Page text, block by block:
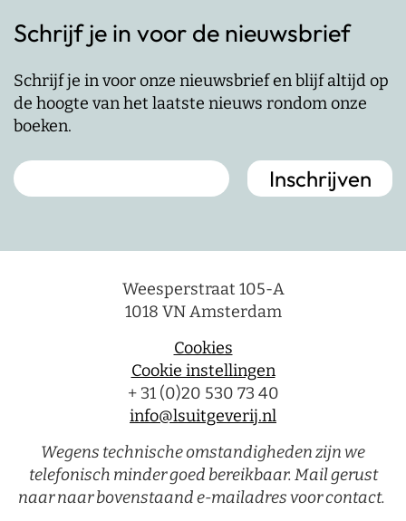
Schrijf je in voor de nieuwsbrief
Schrijf je in voor onze nieuwsbrief en blijf altijd op
de hoogte van het laatste nieuws rondom onze
boeken.
Weesperstraat 105-A
1018 VN Amsterdam
Cookies
Cookie instellingen
+ 31 (0)20 530 73 40
info@lsuitgeverij.nl
Wegens technische omstandigheden zijn we
telefonisch minder goed bereikbaar. Mail gerust
naar naar bovenstaand e-mailadres voor contact.